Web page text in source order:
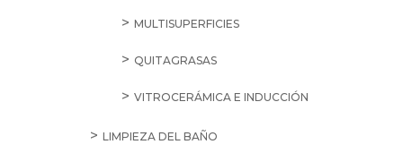
MULTISUPERFICIES
QUITAGRASAS
VITROCERÁMICA E INDUCCIÓN
LIMPIEZA DEL BAÑO